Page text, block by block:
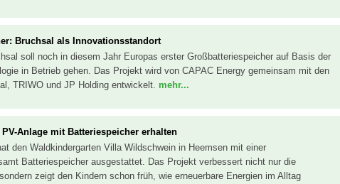
Bruchsal als Innovationsstandort
soll noch in diesem Jahr Europas erster Großbatteriespeicher auf Basis der
in Betrieb gehen. Das Projekt wird von CAPAC Energy gemeinsam mit den
TRIWO und JP Holding entwickelt. mehr...
Anlage mit Batteriespeicher erhalten
den Waldkindergarten Villa Wildschwein in Heemsen mit einer
Batteriespeicher ausgestattet. Das Projekt verbessert nicht nur die
zeigt den Kindern schon früh, wie erneuerbare Energien im Alltag